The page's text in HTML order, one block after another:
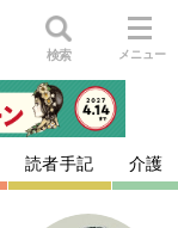
検索 メニュー
読者手記 介護